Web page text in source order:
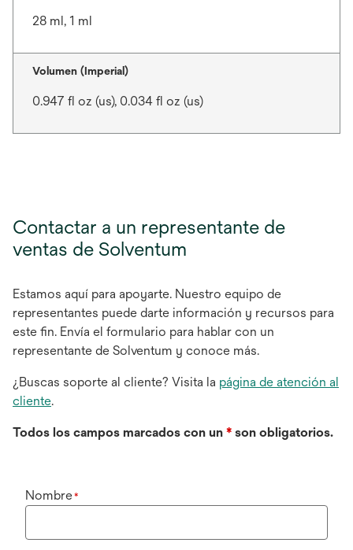
28 ml, 1 ml
Volumen (Imperial)
0.947 fl oz (us), 0.034 fl oz (us)
Contactar a un representante de
ventas de Solventum
Estamos aquí para apoyarte. Nuestro equipo de
representantes puede darte información y recursos para
este fin. Envía el formulario para hablar con un
representante de Solventum y conoce más.
¿Buscas soporte al cliente? Visita la página de atención al
cliente.
Todos los campos marcados con un * son obligatorios.
Nombre*